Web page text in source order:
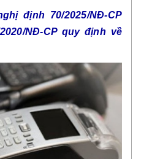
định 70/2025/NĐ-CP
NĐ-CP quy định về